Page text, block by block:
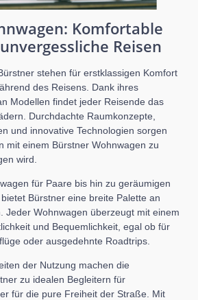
Komfortable
Reisen
stehen für erstklassigen Komfort
des Reisens. Dank ihres
Modellen findet jeder Reisende das
Durchdachte Raumkonzepte,
und innovative Technologien sorgen
mit einem Bürstner Wohnwagen zu
wird.
für Paare bis hin zu geräumigen
Bürstner eine breite Palette an
Jeder Wohnwagen überzeugt mit einem
und Bequemlichkeit, egal ob für
oder ausgedehnte Roadtrips.
der Nutzung machen die
zu idealen Begleitern für
für die pure Freiheit der Straße. Mit